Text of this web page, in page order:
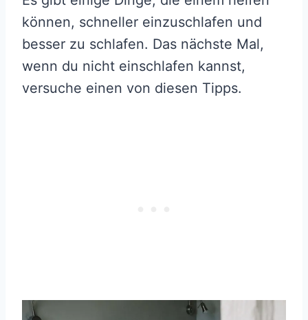
können, schneller einzuschlafen und
besser zu schlafen. Das nächste Mal,
wenn du nicht einschlafen kannst,
versuche einen von diesen Tipps.